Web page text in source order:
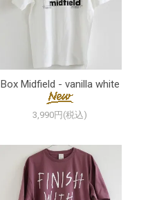
Box Midfield - vanilla white
3,990円(税込)